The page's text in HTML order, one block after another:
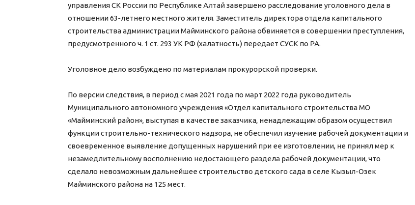
управления СК России по Республике Алтай завершено расследование уголовного дела в
отношении 63-летнего местного жителя. Заместитель директора отдела капитального
строительства администрации Майминского района обвиняется в совершении преступления,
предусмотренного ч. 1 ст. 293 УК РФ (халатность) передает СУСК по РА.
Уголовное дело возбуждено по материалам прокурорской проверки.
По версии следствия, в период с мая 2021 года по март 2022 года руководитель
Муниципального автономного учреждения «Отдел капитального строительства МО
«Майминский район», выступая в качестве заказчика, ненадлежащим образом осуществил
функции строительно-технического надзора, не обеспечил изучение рабочей документации и
своевременное выявление допущенных нарушений при ее изготовлении, не принял мер к
незамедлительному восполнению недостающего раздела рабочей документации, что
сделало невозможным дальнейшее строительство детского сада в селе Кызыл-Озек
Майминского района на 125 мест.